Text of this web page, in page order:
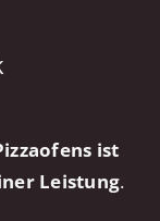
ist
Leistung.